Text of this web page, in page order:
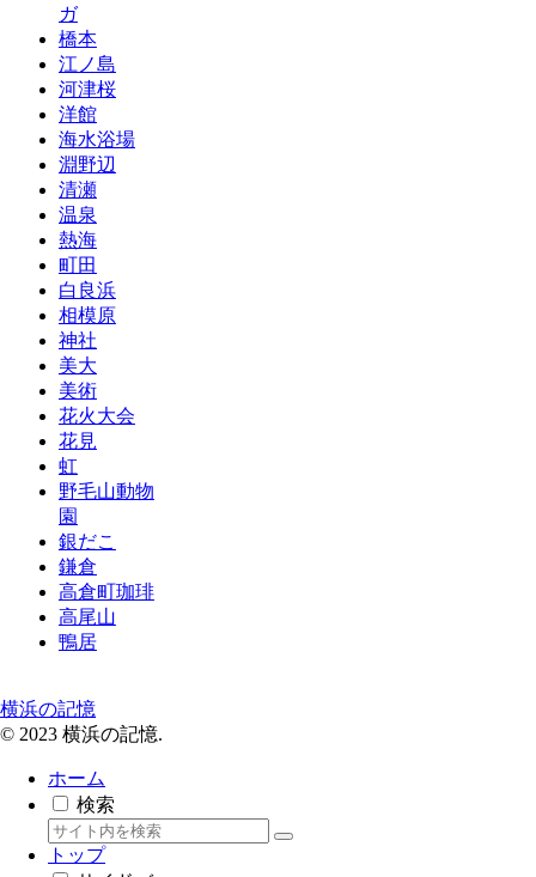
ガ
橋本
江ノ島
河津桜
洋館
海水浴場
淵野辺
清瀬
温泉
熱海
町田
白良浜
相模原
神社
美大
美術
花火大会
花見
虹
野毛山動物
園
銀だこ
鎌倉
高倉町珈琲
高尾山
鴨居
横浜の記憶
© 2023 横浜の記憶.
ホーム
検索
トップ